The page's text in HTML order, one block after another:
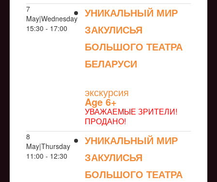
7
May|Wednesday
15:30 - 17:00
УНИКАЛЬНЫЙ МИР
ЗАКУЛИСЬЯ
БОЛЬШОГО ТЕАТРА
БЕЛАРУСИ
экскурсия
Age 6+
УВАЖАЕМЫЕ ЗРИТЕЛИ!
ПРОДАНО!
8
May|Thursday
11:00 - 12:30
УНИКАЛЬНЫЙ МИР
ЗАКУЛИСЬЯ
БОЛЬШОГО ТЕАТРА